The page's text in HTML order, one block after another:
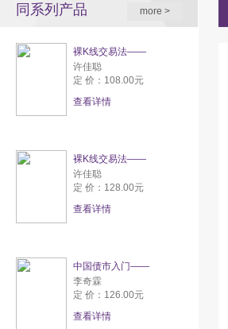
同系列产品 more >
裸K线交易法——
许佳聪
定 价：108.00元
查看详情
裸K线交易法——
许佳聪
定 价：128.00元
查看详情
中国债市入门——
李奇霖
定 价：126.00元
查看详情